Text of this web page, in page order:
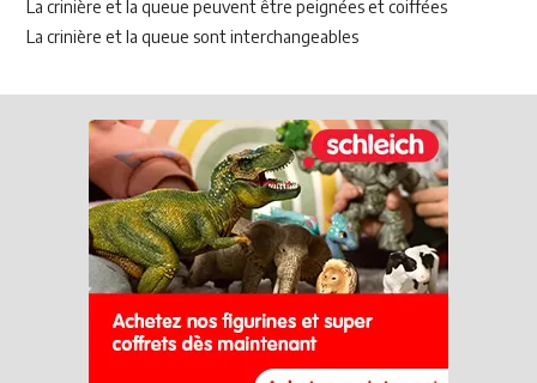
La crinière et la queue peuvent être peignées et coiffées
La crinière et la queue sont interchangeables